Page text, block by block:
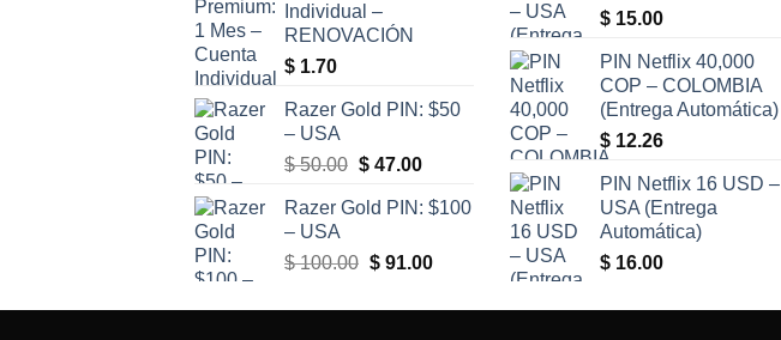
Individual –
RENOVACIÓN
$ 1.70
Razer Gold PIN: $50
– USA
$50.00 El
original
$ 50.00.
$47.00El
actual
$ 47.00.
Razer Gold PIN: $100
– USA
$100.00 El
original
$91.00El
actual
$15.00
PIN Netflix 40,000
COP – COLOMBIA
(Entrega Automática)
$12.26
PIN Netflix 16 USD –
USA (Entrega
Automática)
$16.00